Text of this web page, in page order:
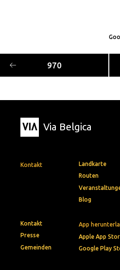
970
Via Belgica
Kontakt
App
Apple App
Google Play
Landkarte
Routen
Blog
Kontakt
Presse
Gemeinden